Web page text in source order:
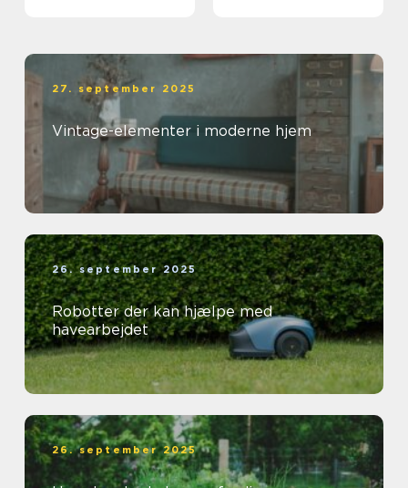
27. september 2025
Vintage-elementer i moderne hjem
26. september 2025
Robotter der kan hjælpe med
havearbejdet
26. september 2025